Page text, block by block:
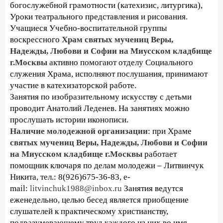
богослужебной грамотности (катехизис, литургика),
Уроки театрального представления и рисования.
Учащиеся Учебно-воспитательной группы
воскрессного Храм святых мучениц Веры,
Надежды, Любови и Софии на Миусском кладбище
г.Москвы активно помогают отделу Социального
служения Храма, исполняют послушания, принимают
участие в катехизаторской работе.
Занятия по изобразительному искусству с детьми
проводит Анатолий Леденев. На занятиях можно
прослушать истории иконописи.
Наличие молодежной организации: при Храме
святых мучениц Веры, Надежды, Любови и Софии
на Миусском кладбище г.Москвы работает
помощник ключаря по делам молодежи – Литвинчук
Никита, тел.: 8(926)675-36-83, e-
mail: litvinchuk1988@inbox.ru Занятия ведутся
еженедельно, целью бесед является приобщение
слушателей к практическому христианству,